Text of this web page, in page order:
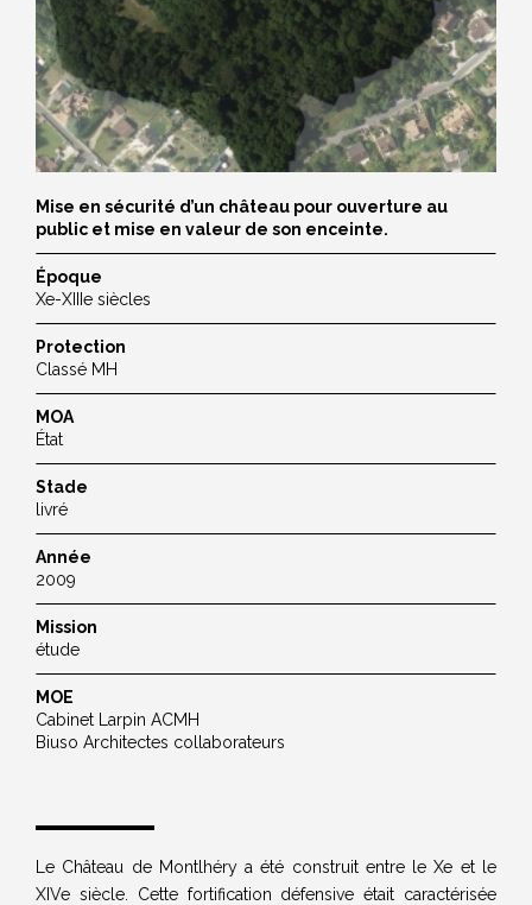
Mise en sécurité d’un château pour ouverture au
public et mise en valeur de son enceinte.
Époque
Xe-XIIIe siècles
Protection
Classé MH
MOA
État
Stade
livré
Année
2009
Mission
étude
MOE
Cabinet Larpin ACMH
Biuso Architectes collaborateurs
Le Château de Montlhéry a été construit entre le Xe et le
XIVe siècle. Cette fortification défensive était caractérisée